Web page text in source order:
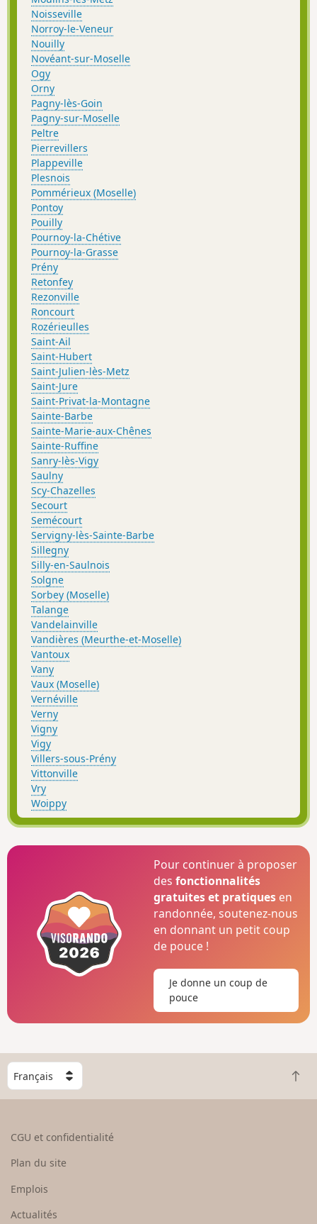
Noisseville
Norroy-le-Veneur
Nouilly
Novéant-sur-Moselle
Ogy
Orny
Pagny-lès-Goin
Pagny-sur-Moselle
Peltre
Pierrevillers
Plappeville
Plesnois
Pommérieux (Moselle)
Pontoy
Pouilly
Pournoy-la-Chétive
Pournoy-la-Grasse
Prény
Retonfey
Rezonville
Roncourt
Rozérieulles
Saint-Ail
Saint-Hubert
Saint-Julien-lès-Metz
Saint-Jure
Saint-Privat-la-Montagne
Sainte-Barbe
Sainte-Marie-aux-Chênes
Sainte-Ruffine
Sanry-lès-Vigy
Saulny
Scy-Chazelles
Secourt
Semécourt
Servigny-lès-Sainte-Barbe
Sillegny
Silly-en-Saulnois
Solgne
Sorbey (Moselle)
Talange
Vandelainville
Vandières (Meurthe-et-Moselle)
Vantoux
Vany
Vaux (Moselle)
Vernéville
Verny
Vigny
Vigy
Villers-sous-Prény
Vittonville
Vry
Woippy
Pour continuer à proposer
desfonctionnalités
gratuites et pratiques en
randonnée, soutenez-nous
en donnant un petit coup
de pouce !
Je donne un coup de
pouce
C
h
o
e
u
R
e
CGU et confidentialité
Plan du site
Emplois
Actualités